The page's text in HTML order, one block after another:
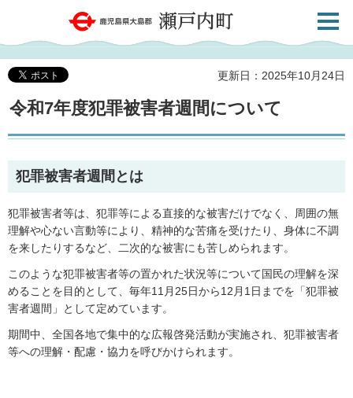
鹿児島県大島郡 瀬戸内町
共通メ
更新日：2025年10月24日
令和7年度犯罪被害者週間について
犯罪被害者週間とは
犯罪被害者等は、犯罪等による直接的な被害だけでなく、周囲の無
理解や心ない言動等により、精神的な苦痛を受けたり、身体に不調
を来したりするなど、二次的な被害にも苦しめられます。
このような犯罪被害者等の置かれた状況等について国民の理解を深
めることを目的として、毎年11月25日から12月1日までを「犯罪被
害者週間」として定めています。
期間中、全国各地で集中的な広報啓発活動が実施され、犯罪被害者
等への理解・配慮・協力を呼びかけられます。